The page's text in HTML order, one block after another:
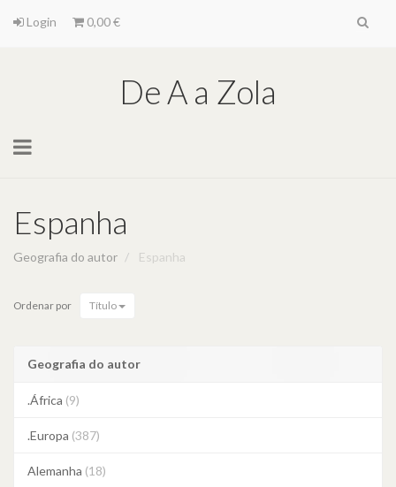
Login 0,00 €
De A a Zola
Toggle
Espanha
Geografia do autor Espanha
Ordenar por Título
Geografia do autor
.África (9)
.Europa (387)
Alemanha (18)